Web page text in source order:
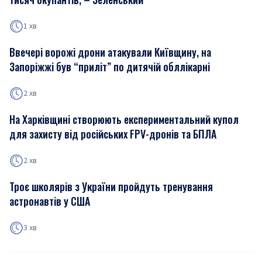
1 хв
Ввечері ворожі дрони атакували Київщину, на
Запоріжжі був “приліт” по дитячій обллікарні
2 хв
На Харківщині створюють експериментальний купол
для захисту від російських FPV-дронів та БПЛА
2 хв
Троє школярів з України пройдуть тренування
астронавтів у США
3 хв